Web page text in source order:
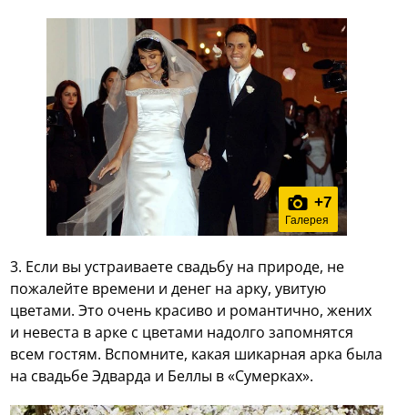
+7
Галерея
3. Если вы устраиваете свадьбу на природе, не
пожалейте времени и денег на арку, увитую
цветами. Это очень красиво и романтично, жених
и невеста в арке с цветами надолго запомнятся
всем гостям. Вспомните, какая шикарная арка была
на свадьбе Эдварда и Беллы в «Сумерках».